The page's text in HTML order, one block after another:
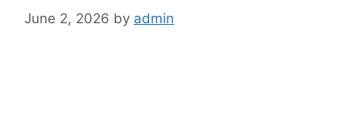
June 2, 2026 by admin